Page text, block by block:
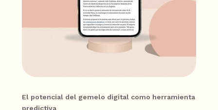
El potencial del gemelo digital como herramienta
predictiva